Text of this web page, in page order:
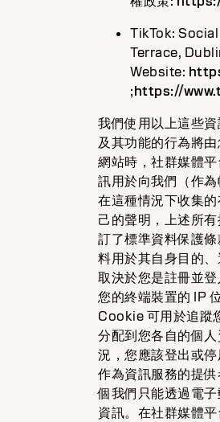
TikTok:
Terrace,
Website:
;https://
我們使用以上這些
及其功能的行為將
網站時，社群媒體
訊用於向我們（作
在這種情況下收集
己的聲明，上述所
訂了標準資料保護
料用於其自身目的
取決於您是註冊並
您的終端裝置的 IP
Cookie 可用於追蹤
分配到您各自的個
況，您應該登出或
作為資訊服務的提
個我們只能透過電
資訊。在社群媒體